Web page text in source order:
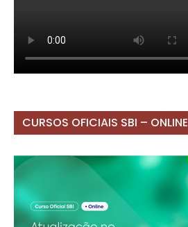
CURSOS OFICIAIS SBI – ONLINE